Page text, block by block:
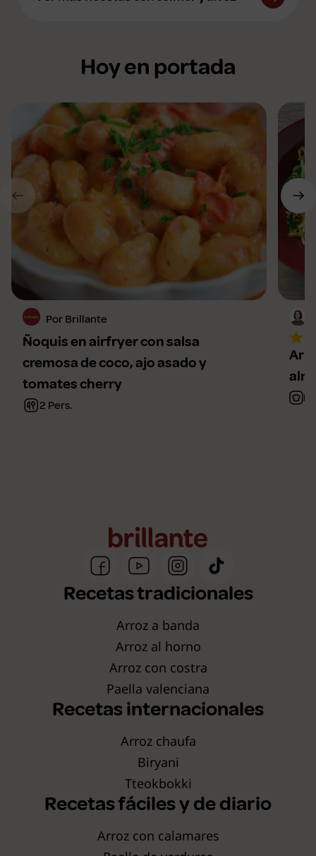
Hoy en portada
Por Brillante
Ñoquis en airfryer con salsa
cremosa de coco, ajo asado y
tomates cherry
2 Pers.
Recetas tradicionales
Arroz a banda
Arroz al horno
Arroz con costra
Paella valenciana
Recetas internacionales
Arroz chaufa
Biryani
Tteokbokki
Recetas fáciles y de diario
Arroz con calamares